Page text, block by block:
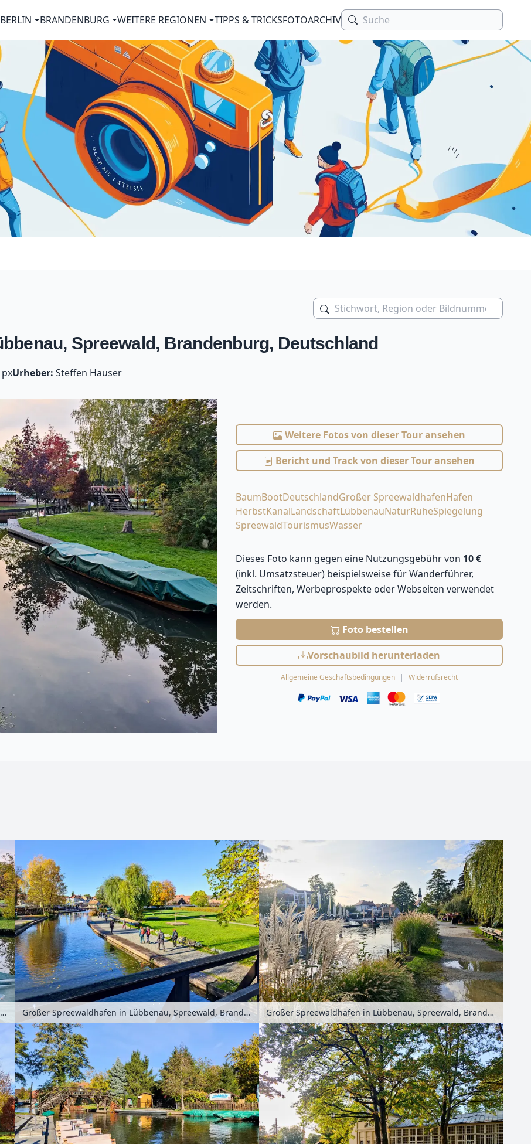
BERLIN BRANDENBURG WEITERE REGIONEN TIPPS & TRICKSFOTOARCHIV
Spreewald, Brandenburg, Deutschland
pxUrheber: Steffen Hauser
Weitere Fotos von dieser Tour ansehen
Bericht und Track von dieser Tour ansehen
BaumBootDeutschlandGroßer SpreewaldhafenHafen
HerbstKanalLandschaftLübbenauNaturRuheSpiegelung
SpreewaldTourismusWasser
Dieses Foto kann gegen eine Nutzungsgebühr von 10 €
(inkl. Umsatzsteuer) beispielsweise für Wanderführer,
Zeitschriften, Werbeprospekte oder Webseiten verwendet
werden.
Foto bestellen
Vorschaubild herunterladen
Allgemeine Geschäftsbedingungen Widerrufsrecht
Großer Spreewaldhafen in Lübbenau, Spreewald, Brandenburg, Deutschland Großer Spreewaldhafen in Lübbenau, Spreewald, Brandenburg, Deutschland Großer Spreewaldhafen in Lübbenau, Spreewald, Brandenburg, Deutschland